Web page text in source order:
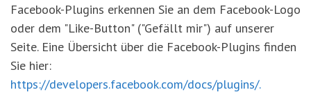
Facebook-Plugins erkennen Sie an dem Facebook-Logo
oder dem "Like-Button" ("Gefällt mir") auf unserer
Seite. Eine Übersicht über die Facebook-Plugins finden
Sie hier:
https://developers.facebook.com/docs/plugins/.